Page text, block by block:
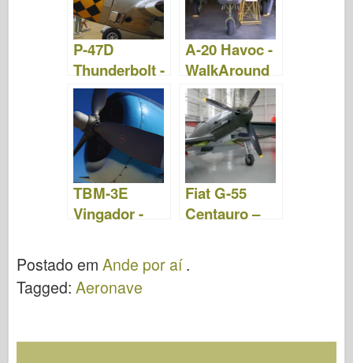
P-47D
Thunderbolt -
WalkAround
A-20 Havoc -
WalkAround
TBM-3E
Vingador -
Fiat G-55
Centauro –
Postado em Ande por aí.
Tagged: Aeronave